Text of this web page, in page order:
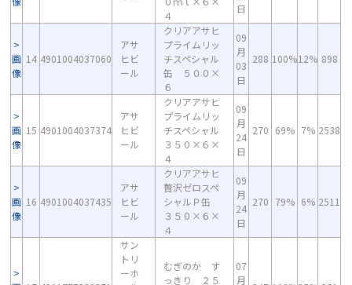
４
日
画
像
14 4901004037060
アサ
ヒビ
ール
クリアアサヒ
プライムリッ
チスペシャル
缶 ５００×
６
09
月
03
日
288 100%12% 898
画
像
15 4901004037374
アサ
ヒビ
ール
クリアアサヒ
プライムリッ
チスペシャル
３５０×６×
４
09
月
24
日
270 69% 7% 2538
画
像
16 4901004037435
アサ
ヒビ
ール
クリアアサヒ
贅沢ゼロスペ
シャルＰ缶
３５０×６×
４
09
月
24
日
270 79% 6% 2511
サン
トリ
ーホ
むぎのか す
っきり ２５
07
月